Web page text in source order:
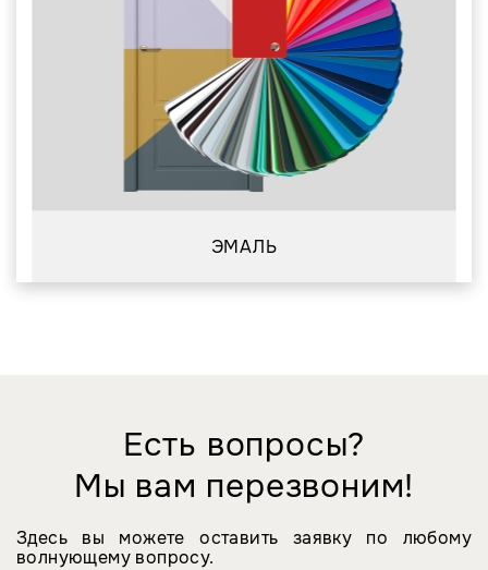
ЭМАЛЬ
Есть вопросы?
Мы вам перезвоним!
Здесь вы можете оставить заявку по любому
волнующему вопросу.